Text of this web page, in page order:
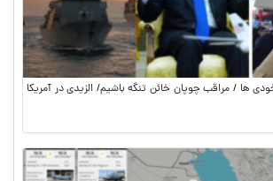
ها / مراقب چوپان خائن تنگه باشیم/ الزیدی در آمریکا